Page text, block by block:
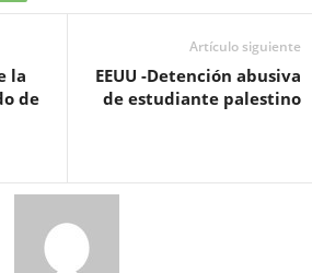
la
de
Artículo siguiente
EEUU -Detención abusiva
de estudiante palestino